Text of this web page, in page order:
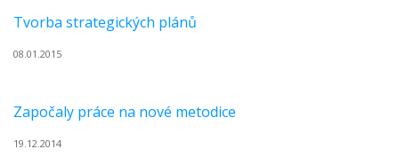
Tvorba strategických plánů
08.01.2015
Započaly práce na nové metodice
19.12.2014